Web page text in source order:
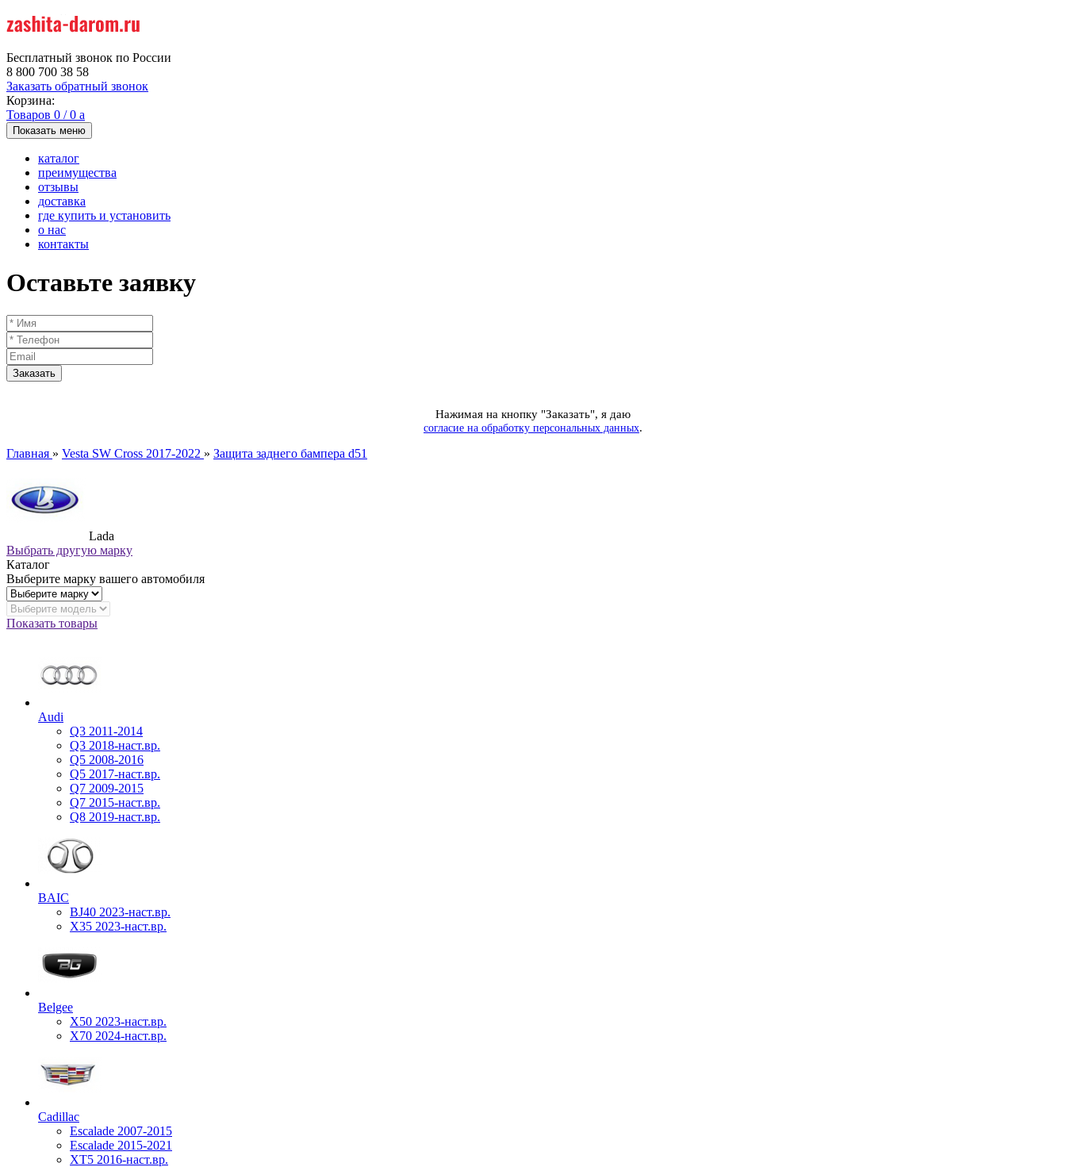
Бесплатный звонок по России
8 800 700 38 58
Заказать обратный звонок
Корзина:
Товаров 0 /0 a
Показать меню
каталог
преимущества
отзывы
доставка
где купить и установить
о нас
контакты
Оставьте заявку
Нажимая на кнопку "Заказать", я даю
согласие на обработку персональных данных.
Главная » Vesta SW Cross 2017-2022 » Защита заднего бампера d51
Lada
Выбрать другую марку
Каталог
Выберите марку вашего автомобиля
Показать товары
Audi
Q3 2011-2014
Q3 2018-наст.вр.
Q5 2008-2016
Q5 2017-наст.вр.
Q7 2009-2015
Q7 2015-наст.вр.
Q8 2019-наст.вр.
BAIC
BJ40 2023-наст.вр.
X35 2023-наст.вр.
Belgee
X50 2023-наст.вр.
X70 2024-наст.вр.
Cadillac
Escalade 2007-2015
Escalade 2015-2021
XT5 2016-наст.вр.